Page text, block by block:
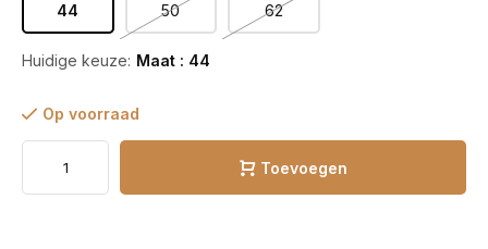
44 50 62
Huidige keuze: Maat : 44
Op voorraad
Toevoegen